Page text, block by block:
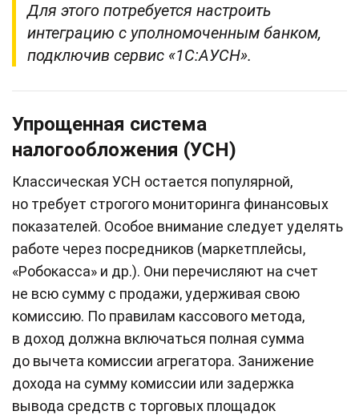
Для этого потребуется настроить
интеграцию с уполномоченным банком,
подключив сервис «1С:АУСН».
Упрощенная система
налогообложения (УСН)
Классическая УСН остается популярной,
но требует строгого мониторинга финансовых
показателей. Особое внимание следует уделять
работе через посредников (маркетплейсы,
«Робокасса» и др.). Они перечисляют на счет
не всю сумму с продажи, удерживая свою
комиссию. По правилам кассового метода,
в доход должна включаться полная сумма
до вычета комиссии агрегатора. Занижение
дохода на сумму комиссии или задержка
вывода средств с торговых площадок